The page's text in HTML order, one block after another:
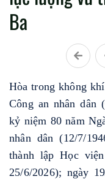
Ba
Hòa trong không
Công an nhân
kỷ niệm 80 năm
nhân dân (12/7/
thành lập Học
25/6/2026); ngày